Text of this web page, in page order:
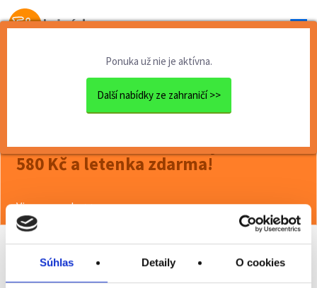
Súhlas Detaily O cookies
Ponuka už nie je aktívna.
Další nabídky ze zahraničí >>
Brigády zahraničie
Rakúsko
Au Pair v USA - rok v USA j...
Au Pair v USA - rok v USA jen za 7
580 Kč a letenka zdarma!
Viac o ponuke >>